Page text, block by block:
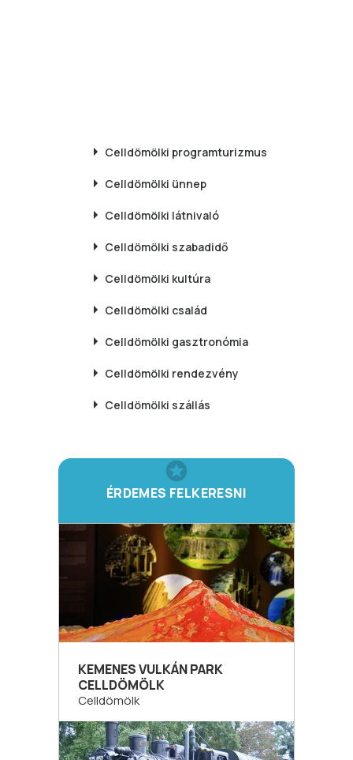
Celldömölki programturizmus
Celldömölki ünnep
Celldömölki látnivaló
Celldömölki szabadidő
Celldömölki kultúra
Celldömölki család
Celldömölki gasztronómia
Celldömölki rendezvény
Celldömölki szállás
ÉRDEMES FELKERESNI
KEMENES VULKÁN PARK
CELLDÖMÖLK
Celldömölk